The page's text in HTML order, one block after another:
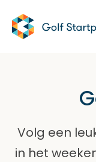
Volg een
in het